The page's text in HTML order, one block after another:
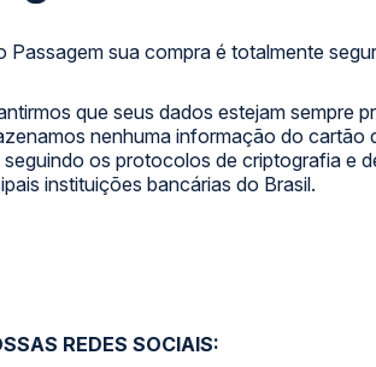
Passagem sua compra é totalmente
que seus dados estejam sempre
nenhuma informação do cartão
seguindo os protocolos de criptografia e
instituições bancárias do Brasil.
REDES SOCIAIS: